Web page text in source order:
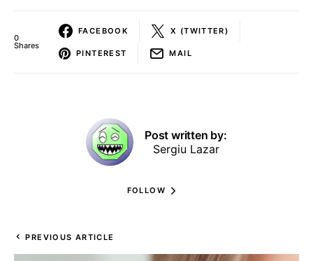
0
Shares
FACEBOOK X (TWITTER)
PINTEREST MAIL
Post written by:
Sergiu Lazar
FOLLOW
PREVIOUS ARTICLE